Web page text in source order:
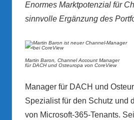
Enormes Marktpotenzial für
sinnvolle Ergänzung des
Martin Baron, Channel Account Manager
für DACH und Osteuropa von CoreView
Manager für DACH und
Spezialist für den Schutz und
von Microsoft-365-Tenants.